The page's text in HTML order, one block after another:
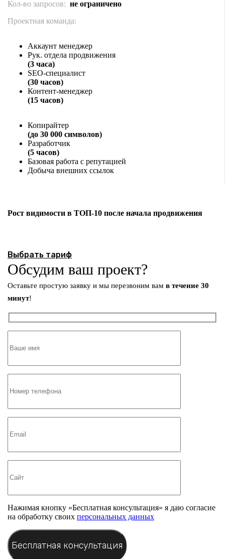
Кол-во запросов: не ограничено
Проектная команда:
Аккаунт менеджер
Рук. отдела продвижения
(3 часа)
SEO-специалист
(30 часов)
Контент-менеджер
(15 часов)
Копирайтер
(до 30 000 символов)
Разработчик
(5 часов)
Базовая работа с репутацией
Добыча внешних ссылок
Рост видимости в ТОП-10 после начала продвижения
Выбрать тариф
Обсудим ваш проект?
Оставьте простую заявку и мы перезвоним вам в течение 30
минут!
Нажимая кнопку «Бесплатная консультация» я даю согласие
на обработку своих персональных данных